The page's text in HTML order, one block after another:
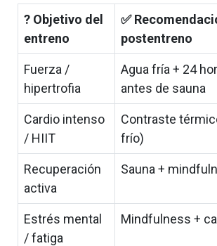
? Objetivo del
entreno
✅
postentreno
Fuerza /
hipertrofia
Agua fría + 24
antes de sauna
Cardio intenso
/ HIIT
Contraste
frío)
Recuperación
activa
Sauna +
Estrés mental
/ fatiga
Mindfulness +